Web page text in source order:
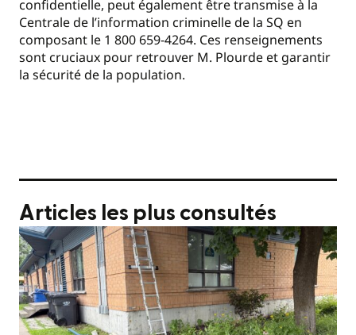
confidentielle, peut également être transmise à la
Centrale de l’information criminelle de la SQ en
composant le 1 800 659-4264. Ces renseignements
sont cruciaux pour retrouver M. Plourde et garantir
la sécurité de la population.
Articles les plus consultés